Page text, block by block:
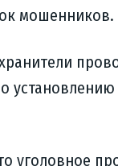
мошенников.
установлению
уголовное